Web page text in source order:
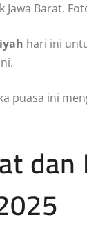
Jawa Barat.
hari ini
puasa ini